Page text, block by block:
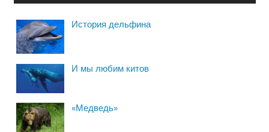
История дельфина
И мы любим китов
«Медведь»